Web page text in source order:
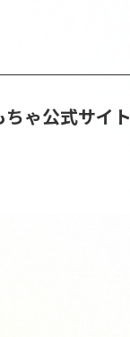
ゃ公式サイト